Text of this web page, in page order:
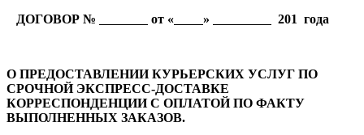
ДОГОВОР №
от « » 201 года
О ПРЕДОСТАВЛЕНИИ КУРЬЕРСКИХ УСЛУГ ПО
СРОЧНОЙ ЭКСПРЕСС-ДОСТАВКЕ
КОРРЕСПОНДЕНЦИИ С ОПЛАТОЙ ПО ФАКТУ
ВЫПОЛНЕННЫХ ЗАКАЗОВ.